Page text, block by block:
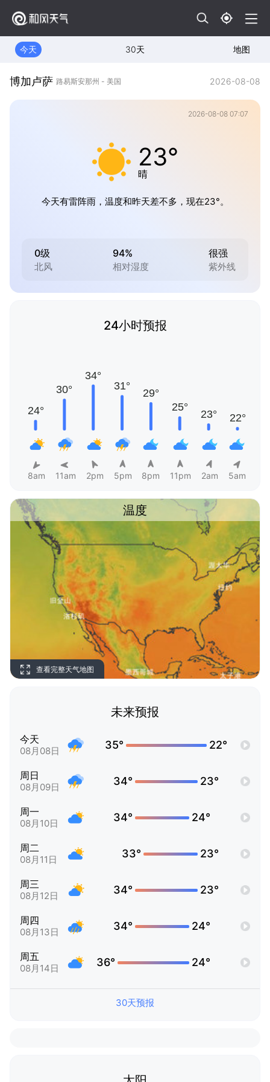
今天 30天 地图
博加卢萨 路易斯安那州 - 美国 2026-08-08
2026-08-08 07:07
23°
晴
今天有雷阵雨，温度和昨天差不多，现在23°。
0级
北风
94%
相对湿度
很强
紫外线
24小时预报
8am 11am 2pm 5pm 8pm 11pm 2am 5am
温度
查看完整天气地图
未来预报
今天
08月08日 35° 22°
周日
08月09日 34° 23°
周一
08月10日 34° 24°
周二
08月11日 33° 23°
周三
08月12日 34° 23°
周四
08月13日 34° 24°
周五
08月14日 36° 24°
30天预报